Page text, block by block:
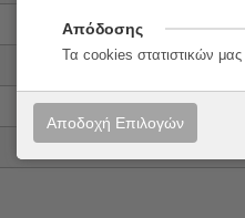
Μαλακό εξώφυλλο
2026
Magali Discours
Χριστίνα Μανιά
Απόδοσης
Τα cookies στατιστικών
Αποδοχή Επιλογών